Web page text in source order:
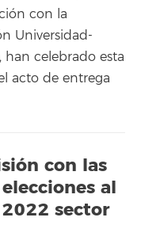
con la
Universidad-
han celebrado esta
acto de entrega
con las
al
sector